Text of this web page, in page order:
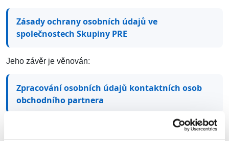
Zásady ochrany osobních údajů ve
společnostech Skupiny PRE
Jeho závěr je věnován:
Zpracování osobních údajů kontaktních osob
obchodního partnera